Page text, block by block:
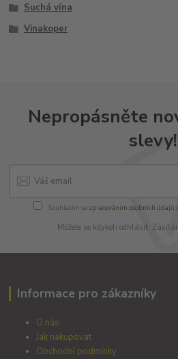
Suchá vína
Vinakoper
Nepropásněte
slevy!
Souhlasím se zpracováním osobních údajů
Můžete se kdykoli odhlásit.
Informace pro zákazníky
O nás
Jak nakupovat
Obchodní podmínky